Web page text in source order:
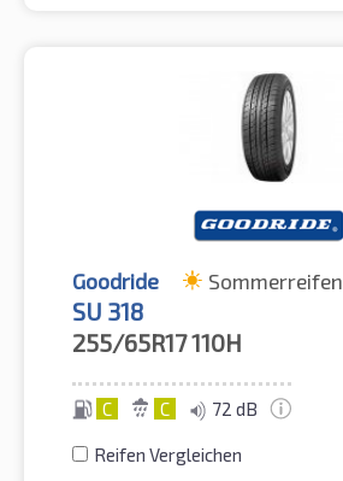
Goodride Sommerreifen
SU 318
255/65R17110H
C C 72 dB
Reifen Vergleichen